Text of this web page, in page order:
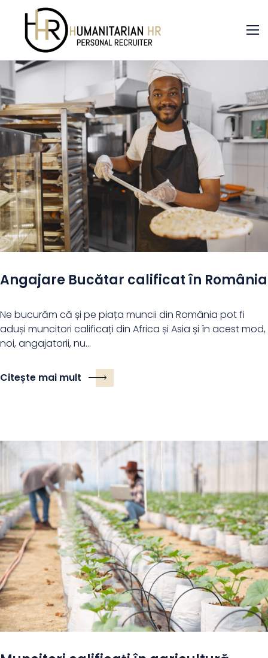
Angajare Bucătar calificat în România
Ne bucurăm că și pe piața muncii din România pot fi
aduși muncitori calificați din Africa și Asia și în acest mod,
noi, angajatorii, nu…
Citește mai mult